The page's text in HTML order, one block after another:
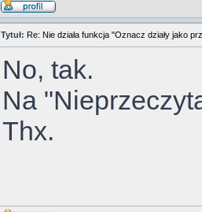
Tytuł: Re: Nie działa funkcja "Oznacz działy jako
No, tak.
Na
Thx.